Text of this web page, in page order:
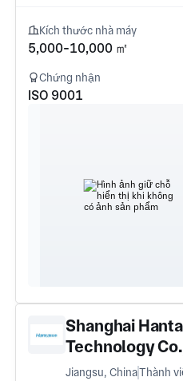
Kích thước nhà máy
5,000-10,000 ㎡
Chứng nhận
ISO 9001
Shanghai
Technology
Jiangsu, ChinaThành